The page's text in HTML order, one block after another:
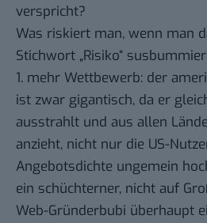
verspricht?
Was riskiert man, wenn man
Stichwort „Risiko“
1. mehr Wettbewerb: der
ist zwar gigantisch, da er
ausstrahlt und aus allen
anzieht, nicht nur die US-
Angebotsdichte ungemein
ein schüchterner, nicht auf
Web-Gründerbubi überhaupt